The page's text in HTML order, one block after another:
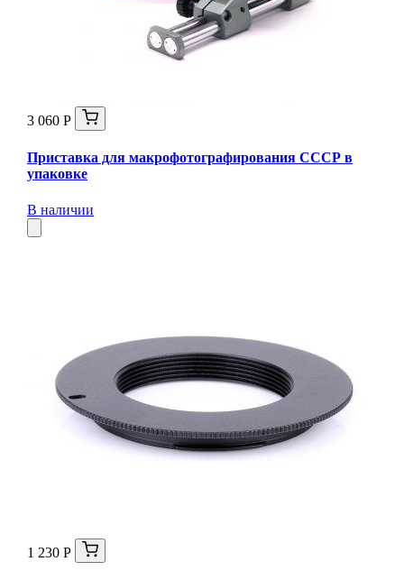
3 060 Р
Приставка для макрофотографирования СССР в
упаковке
В наличии
1 230 Р